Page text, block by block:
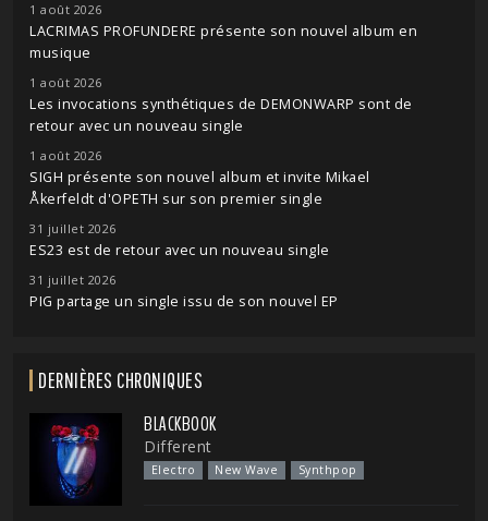
1 août 2026
LACRIMAS PROFUNDERE présente son nouvel album en
musique
1 août 2026
Les invocations synthétiques de DEMONWARP sont de
retour avec un nouveau single
1 août 2026
SIGH présente son nouvel album et invite Mikael
Åkerfeldt d'OPETH sur son premier single
31 juillet 2026
ES23 est de retour avec un nouveau single
31 juillet 2026
PIG partage un single issu de son nouvel EP
DERNIÈRES CHRONIQUES
BLACKBOOK
Different
Electro New Wave Synthpop